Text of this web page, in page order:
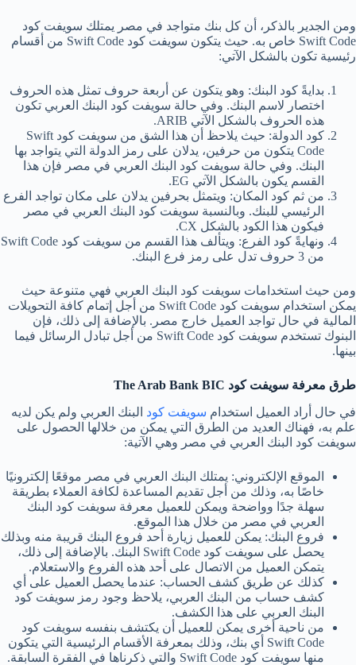
ومن الجدير بالذكر، أن كل بنك متواجد في مصر يمتلك سويفت كود
Swift Code خاص به. حيث يتكون سويفت كود Swift Code من أقسام
رئيسية تكون بالشكل الآتي:
بدايةً كود البنك: وهو يتكون عن أربعة حروف تمثل هذه الحروف
اختصار لاسم البنك. وفي حالة سويفت كود البنك العربي تكون
هذه الحروف بالشكل الآتي ARIB.
كود الدولة: حيث يلاحظ أن هذا الشق من سويفت كود Swift
Code يتكون من حرفين، يدلان على رمز الدولة التي يتواجد بها
البنك. وفي حالة سويفت كود البنك العربي في مصر فإن هذا
القسم يكون بالشكل الآتي EG.
من ثم كود المكان: ويتمثل بحرفين يدلان على مكان تواجد الفرع
الرئيسي للبنك. وبالنسبة سويفت كود البنك العربي في مصر
فيكون هذا الكود بالشكل CX.
ونهايةً كود الفرع: ويتألف هذا القسم من سويفت كود Swift Code
من 3 حروف تدل على رمز فرع البنك.
ومن حيث استخدامات سويفت كود البنك العربي فهي متنوعة حيث
يمكن استخدام سويفت كود Swift Code من أجل إتمام كافة التحويلات
المالية في حال تواجد العميل خارج مصر. بالإضافة إلى ذلك، فإن
البنوك تستخدم سويفت كود Swift Code من أجل تبادل الرسائل فيما
بينها.
طرق معرفة سويفت كود The Arab Bank BIC
في حال أراد العميل استخدام سويفت كود البنك العربي ولم يكن لديه
علم به، فهناك العديد من الطرق التي يمكن من خلالها الحصول على
سويفت كود البنك العربي في مصر وهي الآتية:
الموقع الإلكتروني: يمتلك البنك العربي في مصر موقعًا إلكترونيًا
خاصًا به، وذلك من أجل تقديم المساعدة لكافة العملاء بطريقة
سهلة جدًا وواضحة ويمكن للعميل معرفة سويفت كود البنك
العربي في مصر من خلال هذا الموقع.
فروع البنك: يمكن للعميل زيارة أحد فروع البنك قريبة منه وبذلك
يحصل على سويفت كود Swift Code البنك. بالإضافة إلى ذلك،
يتمكن العميل من الاتصال على أحد هذه الفروع والاستعلام.
كذلك عن طريق كشف الحساب: عندما يحصل العميل على أي
كشف حساب من البنك العربي، يلاحظ وجود رمز سويفت كود
البنك العربي على هذا الكشف.
من ناحية أخرى يمكن للعميل أن يكتشف بنفسه سويفت كود
Swift Code أي بنك، وذلك بمعرفة الأقسام الرئيسية التي يتكون
منها سويفت كود Swift Code والتي ذكرناها في الفقرة السابقة.